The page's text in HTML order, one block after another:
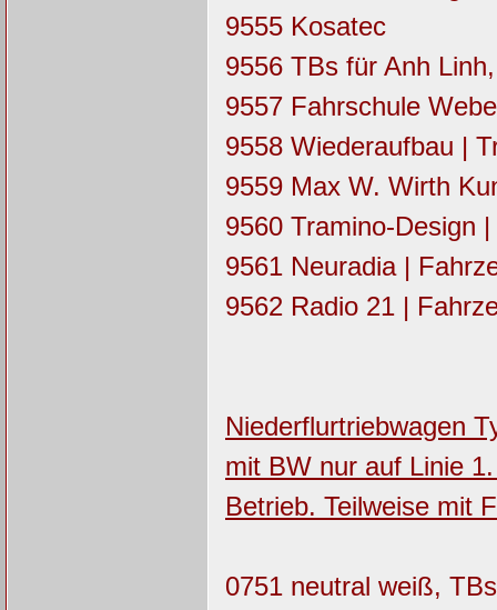
9555 Kosatec
9556 TBs für Anh
9557 Fahrschule
9558 Wiederaufbau |
9559 Max W. Wirth
9560 Tramino-Design |
9561 Neuradia |
9562 Radio 21 |
Niederflurtriebwagen
mit BW nur auf Linie
Betrieb. Teilweise mit
0751 neutral weiß,